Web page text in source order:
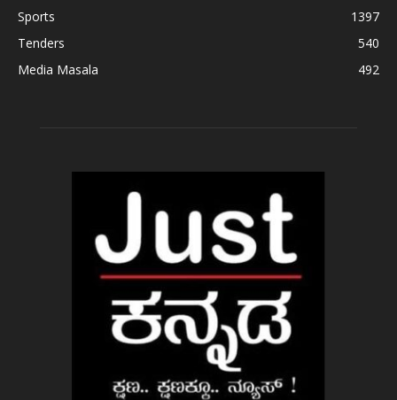
Sports
1397
Tenders
540
Media Masala
492